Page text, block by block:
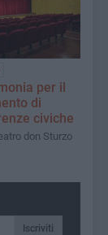
per il
di
civiche
don Sturzo
Iscriviti